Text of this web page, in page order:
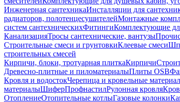
Инженерная сантехникаИнсталляции для
радиаторов, полотенцесушителейМонтажные
систем сантехническихФитингиКомплектующие
КанализацияТросы сантехнические, вантузы
Строительные смеси и грунтовкиКлеевые смеси
строительных смесей
Кирпичи, блоки, тротуарная плиткаКирпичи
Древесно-плитные и пиломатериалыПлиты OSB
Кровля и водостокЧерепица и кровельные
материалыШиферПрофнастилРулонная кровля
ОтоплениеОтопительные котлыГазовые колонки